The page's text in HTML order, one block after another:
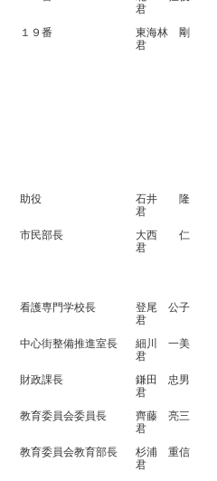
君
１９番
東海林 剛
君
助役
石井 隆
君
市民部長
大西 仁
君
看護専門学校長
登尾 公子
君
中心街整備推進室長
細川 一美
君
財政課長
鎌田 忠男
君
教育委員会委員長
齊藤 亮三
君
教育委員会教育部長
杉浦 重信
君